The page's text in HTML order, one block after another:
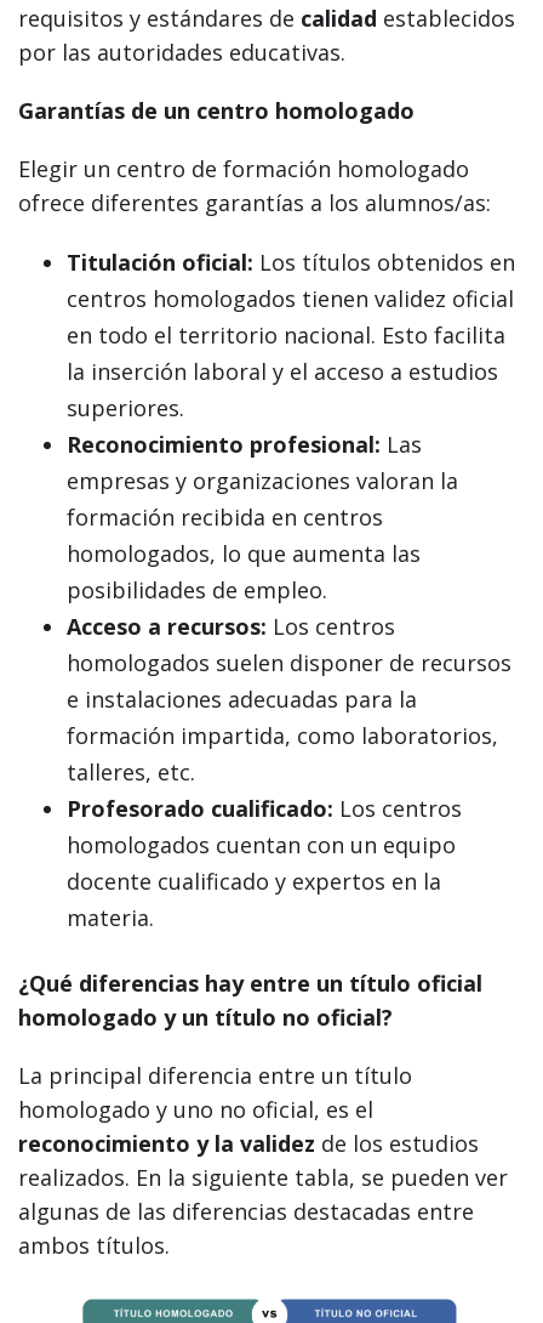
requisitos y estándares de calidad establecidos
por las autoridades educativas.
Garantías de un centro homologado
Elegir un centro de formación homologado
ofrece diferentes garantías a los alumnos/as:
Titulación oficial: Los títulos obtenidos en
centros homologados tienen validez oficial
en todo el territorio nacional. Esto facilita
la inserción laboral y el acceso a estudios
superiores.
Reconocimiento profesional: Las
empresas y organizaciones valoran la
formación recibida en centros
homologados, lo que aumenta las
posibilidades de empleo.
Acceso a recursos: Los centros
homologados suelen disponer de recursos
e instalaciones adecuadas para la
formación impartida, como laboratorios,
talleres, etc.
Profesorado cualificado: Los centros
homologados cuentan con un equipo
docente cualificado y expertos en la
materia.
¿Qué diferencias hay entre un título oficial
homologado y un título no oficial?
La principal diferencia entre un título
homologado y uno no oficial, es el
reconocimiento y la validez de los estudios
realizados. En la siguiente tabla, se pueden ver
algunas de las diferencias destacadas entre
ambos títulos.